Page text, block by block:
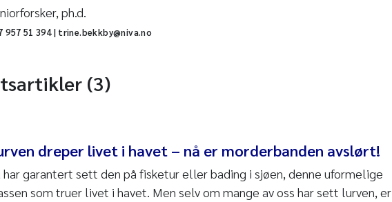
ph.d.
957 51 394 | trine.bekkby@niva.no
(3)
dreper livet i havet – nå er morderbanden avslørt!
har garantert sett den på fisketur eller bading i sjøen, denne uformelige
som truer livet i havet. Men selv om mange av oss har sett lurven, er